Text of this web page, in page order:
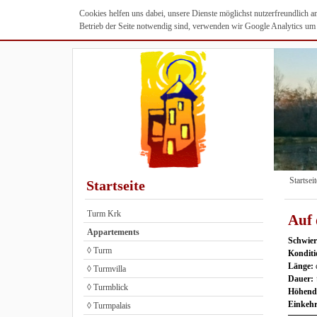
Cookies helfen uns dabei, unsere Dienste möglichst nutzerfreundlich
Betrieb der Seite notwendig sind, verwenden wir Google Analytics
Startseite
Turm Krk
Appartements
◊ Turm
◊ Turmvilla
◊ Turmblick
◊ Turmpalais
Auf
Länge:
Dauer: